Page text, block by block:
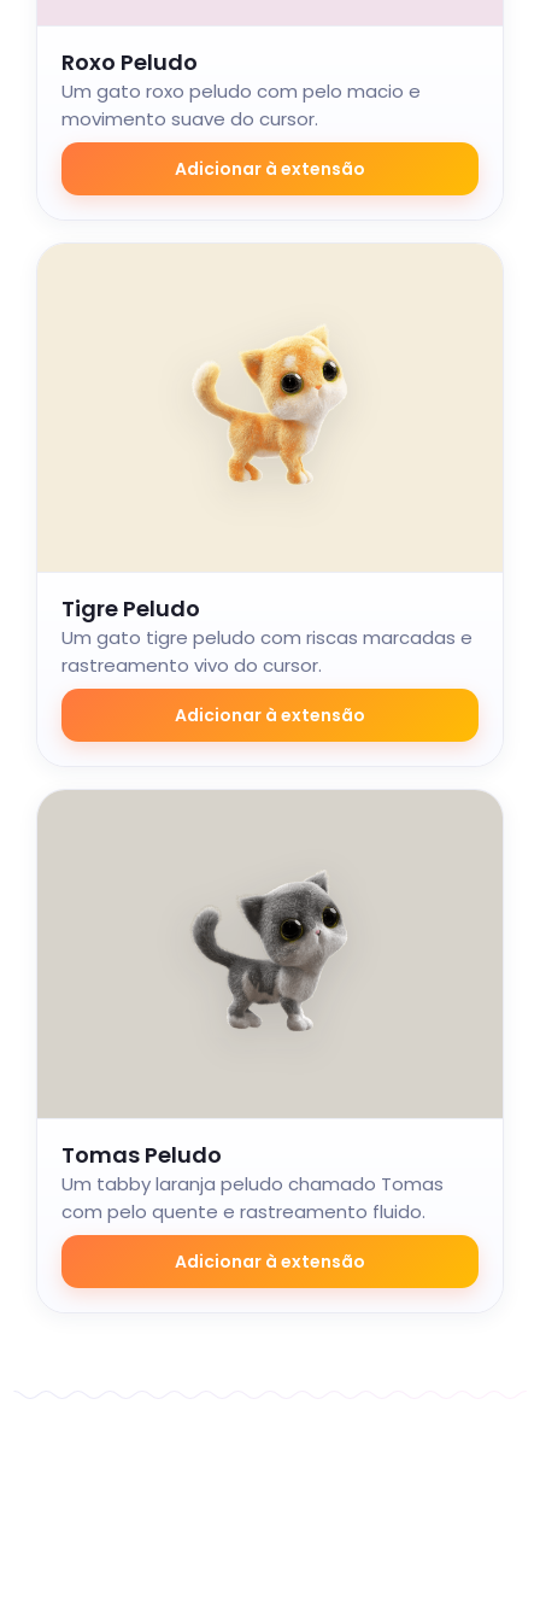
Roxo Peludo
Um gato roxo peludo com pelo macio e
movimento suave do cursor.
Adicionar à extensão
Tigre Peludo
Um gato tigre peludo com riscas marcadas e
rastreamento vivo do cursor.
Adicionar à extensão
Tomas Peludo
Um tabby laranja peludo chamado Tomas
com pelo quente e rastreamento fluido.
Adicionar à extensão